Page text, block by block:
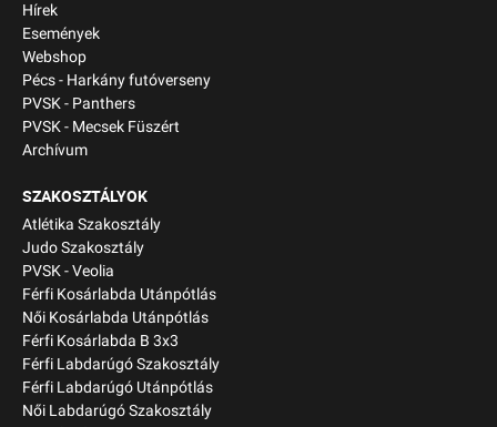
Hírek
Események
Webshop
Pécs - Harkány futóverseny
PVSK - Panthers
PVSK - Mecsek Füszért
Archívum
SZAKOSZTÁLYOK
Atlétika Szakosztály
Judo Szakosztály
PVSK - Veolia
Férfi Kosárlabda Utánpótlás
Női Kosárlabda Utánpótlás
Férfi Kosárlabda B 3x3
Férfi Labdarúgó Szakosztály
Férfi Labdarúgó Utánpótlás
Női Labdarúgó Szakosztály